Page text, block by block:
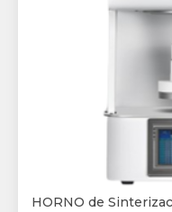
HORNO de